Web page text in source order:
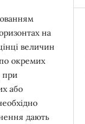
на
величин
по окремих
при
або
дають